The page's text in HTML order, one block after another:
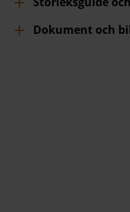
Dokument och